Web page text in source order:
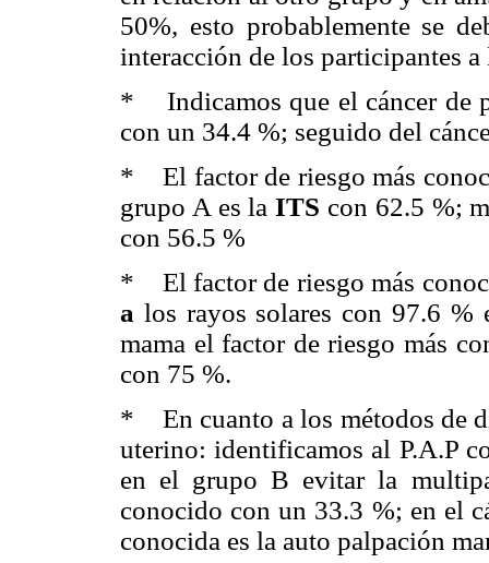
50%, esto probablemente se
interacción de los participantes
* Indicamos que el cáncer de
con un 34.4 %; seguido del
* El factor de riesgo más
grupo A es laITS con 62.5 %;
con 56.5 %
* El factor de riesgo más
a los rayos solares con 97.6 %
mama el factor de riesgo más
con 75 %.
* En cuanto a los métodos de
uterino: identificamos al P.A.P
en el grupo B evitar la
conocido con un 33.3 %; en el
conocida es la auto palpación